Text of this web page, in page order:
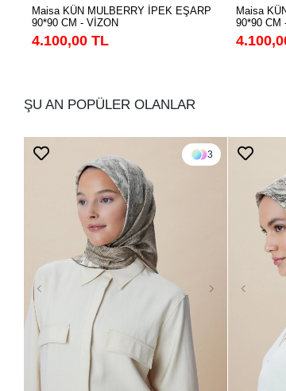
Maisa KÜN MULBERRY İPEK EŞARP
90*90 CM - VİZON
4.100,00 TL
Maisa
90*90 CM
ŞU AN POPÜLER OLANLAR
3